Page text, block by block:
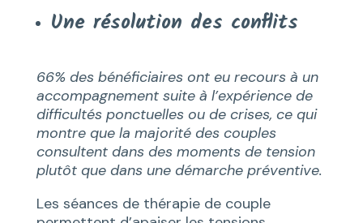
Une résolution des conflits
66% des bénéficiaires ont eu recours à un
accompagnement suite à l’expérience de
difficultés ponctuelles ou de crises, ce qui
montre que la majorité des couples
consultent dans des moments de tension
plutôt que dans une démarche préventive.
Les séances de thérapie de couple